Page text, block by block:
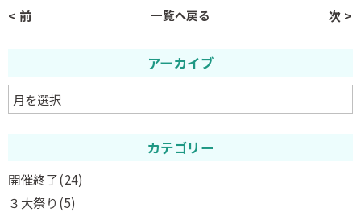
一覧へ戻る
< 前 次 >
アーカイブ
カテゴリー
開催終了(24)
３大祭り (5)